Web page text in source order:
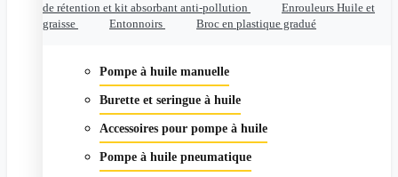
de rétention et kit absorbant anti-pollution
Enrouleurs Huile et
graisse
Entonnoirs Broc en plastique gradué
Pompe à huile manuelle
Burette et seringue à huile
Accessoires pour pompe à huile
Pompe à huile pneumatique